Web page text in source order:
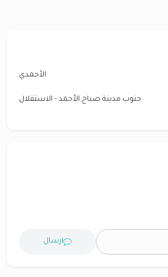
الأحمدي
جنوب مدينة صباح الأحمد - الاستقلال
ارسال